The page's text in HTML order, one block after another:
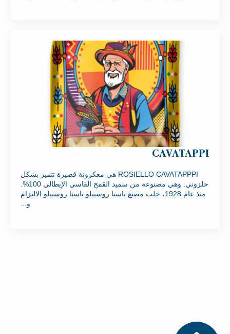
CAVATAPPI
ROSIELLO CAVATAPPPI هي معكرونة قصيرة تتميز بشكل
حلزوني. وهي مصنوعة من سميد القمح القاسي الإيطالي 100%.
منذ عام 1928، جلب مصنع باستا روسييلو باستا روسييلو الالتزام
و...